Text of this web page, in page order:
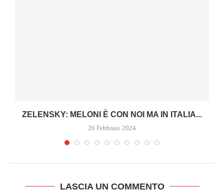
ZELENSKY: MELONI È CON NOI MA IN ITALIA...
26 Febbraio 2024
LASCIA UN COMMENTO